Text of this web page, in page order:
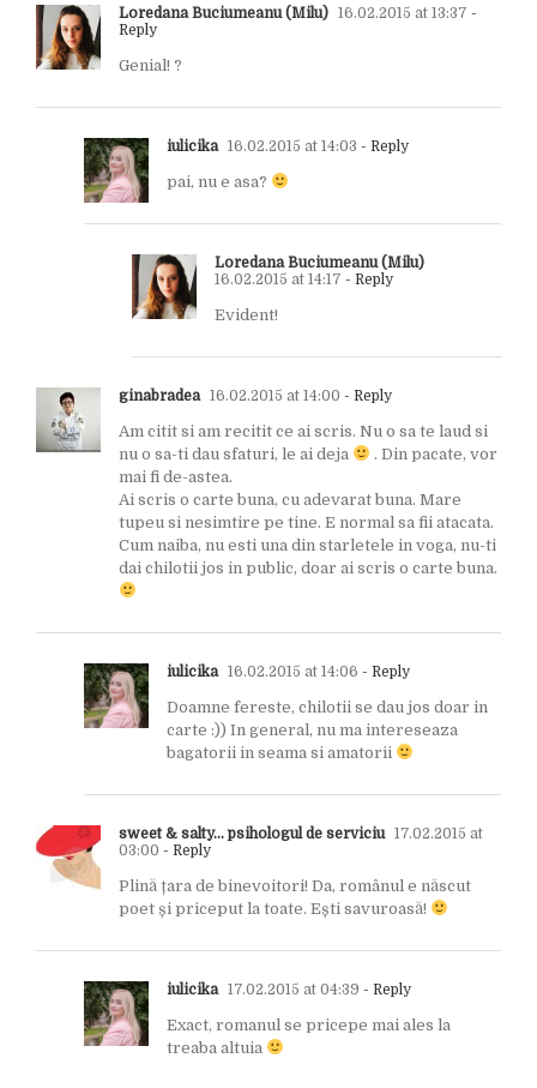
Loredana Buciumeanu (Milu) 16.02.2015 at 13:37 -
Reply
Genial! ?
iulicika 16.02.2015 at 14:03 - Reply
pai, nu e asa?
Loredana Buciumeanu (Milu)
16.02.2015 at 14:17 - Reply
Evident!
ginabradea 16.02.2015 at 14:00 - Reply
Am citit si am recitit ce ai scris. Nu o sa te laud si
nu o sa-ti dau sfaturi, le ai deja
. Din pacate, vor
mai fi de-astea.
Ai scris o carte buna, cu adevarat buna. Mare
tupeu si nesimtire pe tine. E normal sa fii atacata.
Cum naiba, nu esti una din starletele in voga, nu-ti
dai chilotii jos in public, doar ai scris o carte buna.
iulicika 16.02.2015 at 14:06 - Reply
Doamne fereste, chilotii se dau jos doar in
carte :)) In general, nu ma intereseaza
bagatorii in seama si amatorii
sweet & salty... psihologul de serviciu 17.02.2015 at
03:00 - Reply
Plină țara de binevoitori! Da, românul e născut
poet și priceput la toate. Ești savuroasă!
iulicika 17.02.2015 at 04:39 - Reply
Exact, romanul se pricepe mai ales la
treaba altuia